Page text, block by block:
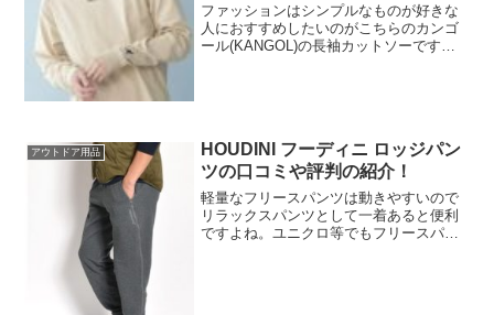
ファッションはシンプルなものが好きな
人におすすめしたいのがこちらのカンゴ
ール(KANGOL)の長袖カットソーです。
アウトドア用品
HOUDINI フーディニ ロッジパン
ツの口コミや評判の紹介！
軽量なフリースパンツは動きやすいので
リラックスパンツとして一着あると便利
ですよね。ユニクロ等でもフリースパン